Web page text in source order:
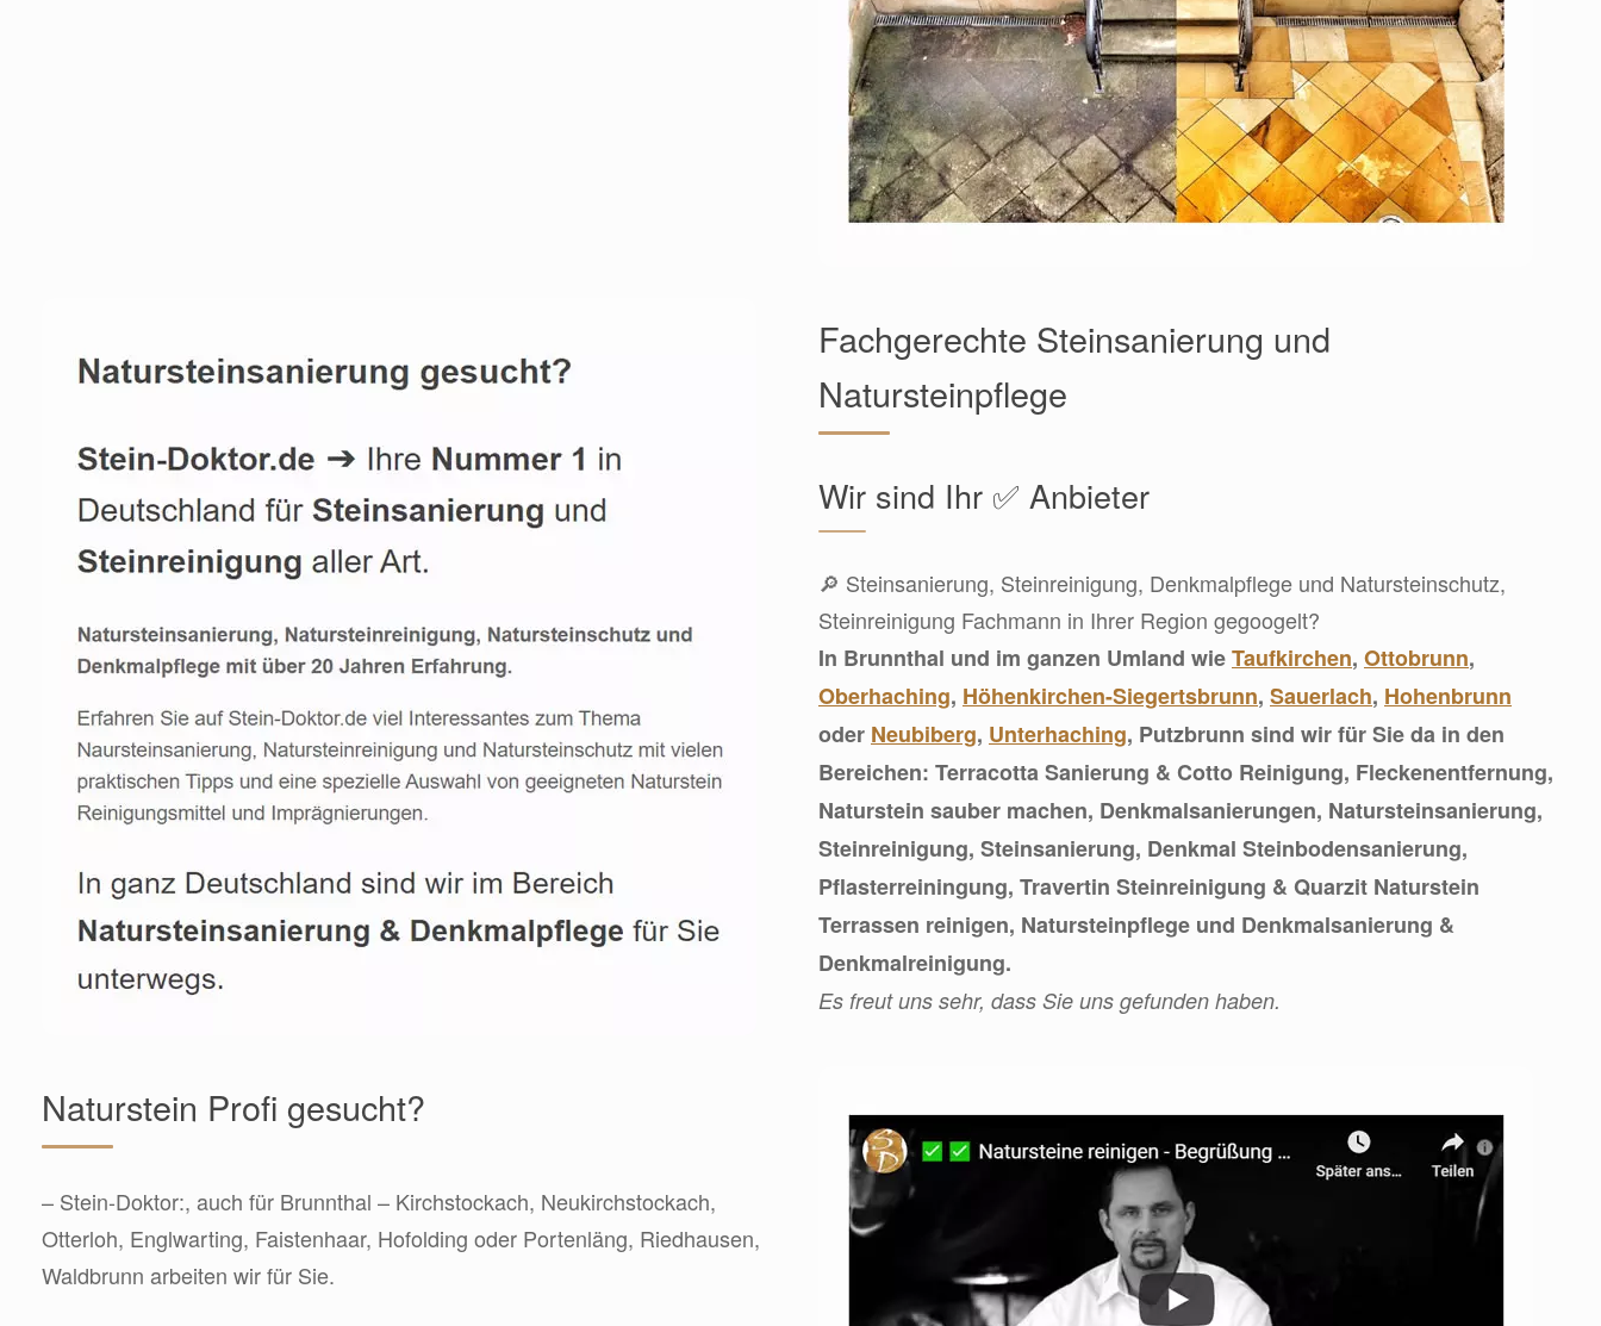
Fachgerechte Steinsanierung und
Natursteinpflege
Wir sind Ihr ✅ Anbieter
🔎 Steinsanierung, Steinreinigung, Denkmalpflege und Natursteinschutz,
Steinreinigung Fachmann in Ihrer Region gegoogelt?
In Brunnthal und im ganzen Umland wieTaufkirchen, Ottobrunn,
Oberhaching, Höhenkirchen-Siegertsbrunn, Sauerlach, Hohenbrunn
oder Neubiberg, Unterhaching, Putzbrunn sind wir für Sie da in den
Bereichen: Terracotta Sanierung & Cotto Reinigung, Fleckenentfernung,
Naturstein sauber machen, Denkmalsanierungen, Natursteinsanierung,
Steinreinigung, Steinsanierung, Denkmal Steinbodensanierung,
Pflasterreiningung, Travertin Steinreinigung & Quarzit Naturstein
Terrassen reinigen, Natursteinpflege und Denkmalsanierung &
Denkmalreinigung.
Es freut uns sehr, dass Sie uns gefunden haben.
Naturstein Profi gesucht?
– Stein-Doktor:, auch für Brunnthal – Kirchstockach, Neukirchstockach,
Otterloh, Englwarting, Faistenhaar, Hofolding oder Portenläng, Riedhausen,
Waldbrunn arbeiten wir für Sie.